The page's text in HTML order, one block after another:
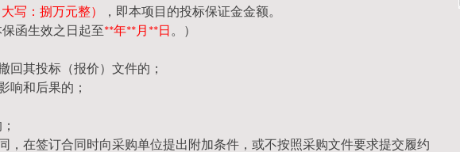
写：捌万元整）
，即本项目的投标保证金金额。
函生效之日起至**年**月**日 。）
回其投标（报价）文件的；
响和后果的；
，在签订合同时向采购单位提出附加条件，或不按照采购文件要求提交履约